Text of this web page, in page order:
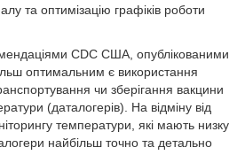
та оптимізацію графіків роботи
CDC США, опублікованими
оптимальним є використання
чи зберігання вакцини
(даталогерів). На відміну від
температури, які мають низку
найбільш точно та детально